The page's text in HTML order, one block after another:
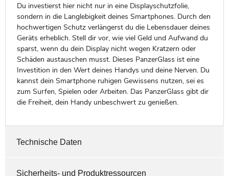
Du investierst hier nicht nur in eine Displayschutzfolie,
sondern in die Langlebigkeit deines Smartphones. Durch den
hochwertigen Schutz verlängerst du die Lebensdauer deines
Geräts erheblich. Stell dir vor, wie viel Geld und Aufwand du
sparst, wenn du dein Display nicht wegen Kratzern oder
Schäden austauschen musst. Dieses PanzerGlass ist eine
Investition in den Wert deines Handys und deine Nerven. Du
kannst dein Smartphone ruhigen Gewissens nutzen, sei es
zum Surfen, Spielen oder Arbeiten. Das PanzerGlass gibt dir
die Freiheit, dein Handy unbeschwert zu genießen.
Technische Daten
Sicherheits- und Produktressourcen